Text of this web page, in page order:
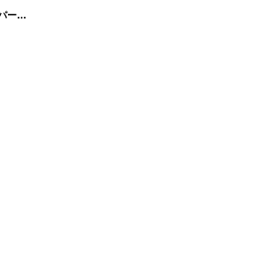
ベイルーム横浜上大岡／横浜市港南区最戸2丁目の新築アパートBayRoom（ベイルーム）建築事例 | 神奈川の不動産投資、新築アパート経営は横濱コーポレーション